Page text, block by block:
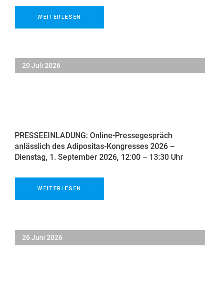
WEITERLESEN
20 Juli 2026
PRESSEEINLADUNG: Online-Pressegespräch
anlässlich des Adipositas-Kongresses 2026 –
Dienstag, 1. September 2026, 12:00 – 13:30 Uhr
WEITERLESEN
26 Juni 2026